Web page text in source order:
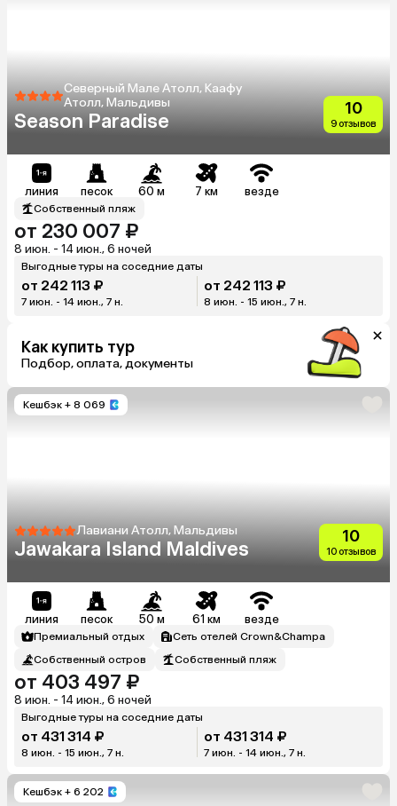
Северный Мале Атолл, Каафу
Атолл, Мальдивы
Season Paradise
10
9 отзывов
линия песок 60 м 7 км везде
Собственный пляж
от 230 007 ₽
8 июн. - 14 июн., 6 ночей
Выгодные туры на соседние даты
от 242 113 ₽
7 июн. - 14 июн., 7 н.
от 242 113 ₽
8 июн. - 15 июн., 7 н.
Как купить тур
Подбор, оплата, документы
Кешбэк + 8 069
Лавиани Атолл, Мальдивы
Jawakara Island Maldives
10
10 отзывов
линия песок 50 м 61 км везде
Премиальный отдых
Сеть отелей Crown&Champa
Собственный остров
Собственный пляж
от 403 497 ₽
8 июн. - 14 июн., 6 ночей
Выгодные туры на соседние даты
от 431 314 ₽
8 июн. - 15 июн., 7 н.
от 431 314 ₽
7 июн. - 14 июн., 7 н.
Кешбэк + 6 202